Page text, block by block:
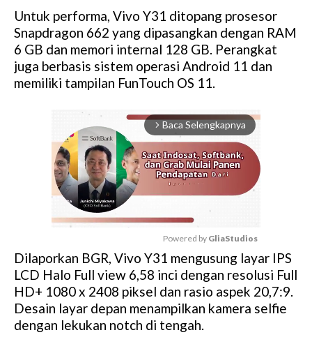
Untuk performa, Vivo Y31 ditopang prosesor
Snapdragon 662 yang dipasangkan dengan RAM
6 GB dan memori internal 128 GB. Perangkat
juga berbasis sistem operasi Android 11 dan
memiliki tampilan FunTouch OS 11.
arrow_forward_ios Baca Selengkapnya
M
u
e
Powered by GliaStudios
Dilaporkan BGR, Vivo Y31 mengusung layar IPS
LCD Halo Full view 6,58 inci dengan resolusi Full
HD+ 1080 x 2408 piksel dan rasio aspek 20,7:9.
Desain layar depan menampilkan kamera selfie
dengan lekukan notch di tengah.